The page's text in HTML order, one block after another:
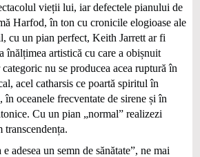
vieții lui, iar defectele pianului de
Harfod, în ton cu cronicile elogioase ale
cu un pian perfect, Keith Jarrett ar fi
înălțimea artistică cu care a obișnuit
nu se producea acea ruptură în
acel catharsis ce poartă spiritul în
în oceanele frecventate de sirene și în
Cu un pian „normal” realizezi
transcendența.
adesea un semn de sănătate”, ne mai